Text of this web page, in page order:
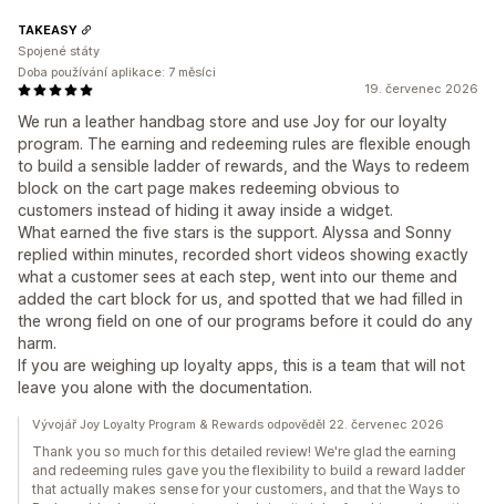
19. červenec 2026
We run a leather handbag store and use Joy for our loyalty
program. The earning and redeeming rules are flexible enough
to build a sensible ladder of rewards, and the Ways to redeem
block on the cart page makes redeeming obvious to
customers instead of hiding it away inside a widget.
What earned the five stars is the support. Alyssa and Sonny
replied within minutes, recorded short videos showing exactly
what a customer sees at each step, went into our theme and
added the cart block for us, and spotted that we had filled in
the wrong field on one of our programs before it could do any
harm.
If you are weighing up loyalty apps, this is a team that will not
leave you alone with the documentation.
TAKEASY
Spojené státy
Doba používání aplikace: 7 měsíci
Vývojář Joy Loyalty Program & Rewards odpověděl 22. červenec 2026
Thank you so much for this detailed review! We're glad the earning
and redeeming rules gave you the flexibility to build a reward ladder
that actually makes sense for your customers, and that the Ways to